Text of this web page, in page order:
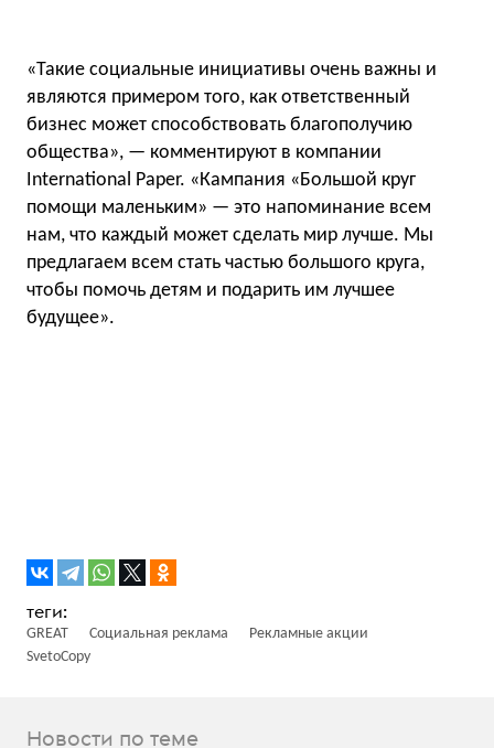
«Такие социальные инициативы очень важны и
являются примером того, как ответственный
бизнес может способствовать благополучию
общества», — комментируют в компании
International Paper. «Кампания «Большой круг
помощи маленьким» — это напоминание всем
нам, что каждый может сделать мир лучше. Мы
предлагаем всем стать частью большого круга,
чтобы помочь детям и подарить им лучшее
будущее».
GREAT Социальная реклама
Рекламные акции
SvetoCopy
Новости по теме